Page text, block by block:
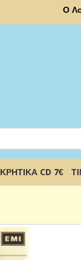
Ο
ΚΡΗΤΙΚΑ CD 7€